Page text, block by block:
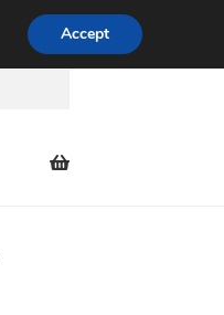
Accept